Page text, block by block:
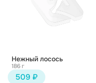
Нежный лосось
186 г
509 ₽